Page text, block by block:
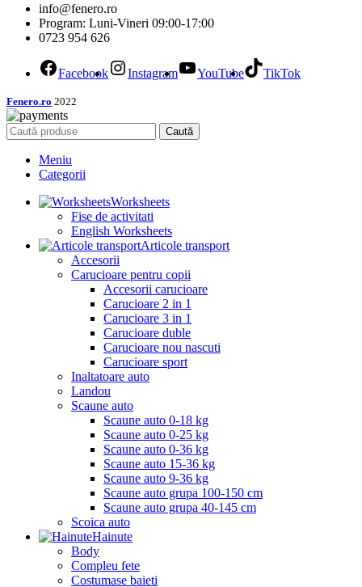
info@fenero.ro
Program: Luni-Vineri 09:00-17:00
0723 954 626
Facebook Instagram YouTube TikTok
Fenero.ro 2022
Caută
Meniu
Categorii
Worksheets
Fise de activitati
English Worksheets
Articole transport
Accesorii
Carucioare pentru copii
Accesorii carucioare
Carucioare 2 in 1
Carucioare 3 in 1
Carucioare duble
Carucioare nou nascuti
Carucioare sport
Inaltatoare auto
Landou
Scaune auto
Scaune auto 0-18 kg
Scaune auto 0-25 kg
Scaune auto 0-36 kg
Scaune auto 15-36 kg
Scaune auto 9-36 kg
Scaune auto grupa 100-150 cm
Scaune auto grupa 40-145 cm
Scoica auto
Hainute
Body
Compleu fete
Costumase baieti